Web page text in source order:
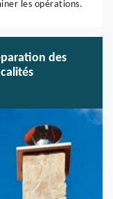
les opérations.
des